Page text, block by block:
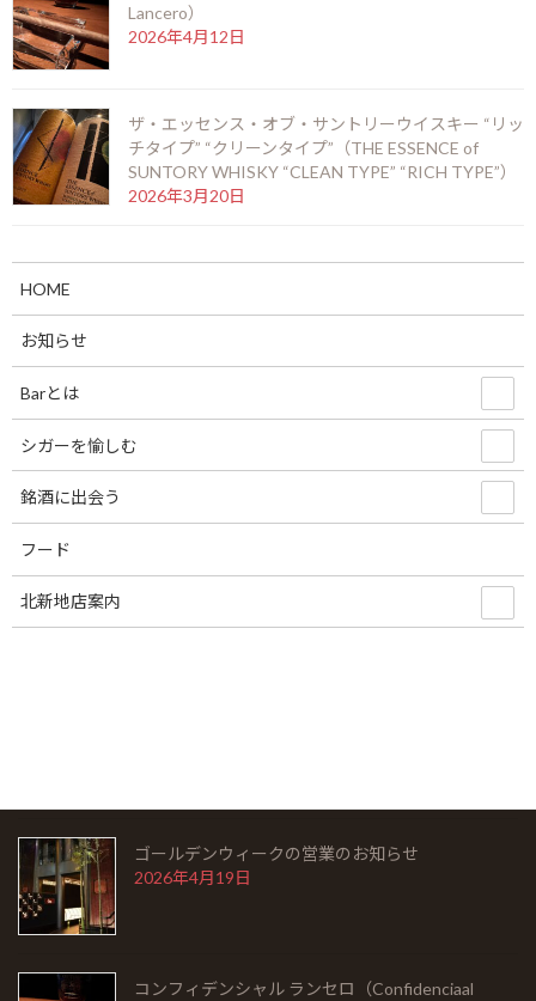
お盆期間の営業時間のお知らせ
ニューグローブ 10年（NEW GROVE 10 years）
2026年7月12日
お陰をもちましてスーペルノーバ北新地店は14周
ビッグピート33年 コニャック＆シェリーフィニ
ッシュ（BIG PEAT 33years COGNAC & SHERRY
ラモン アロネス スモールクラブコロナ（RAMON
2026年5月22日
ゴールデンウィークの営業のお知らせ
2026年4月19日
コンフィデンシャル ランセロ（Confidenciaal
Lancero）
2026年4月12日
ザ・エッセンス・オブ・サントリーウイスキー “リッ
チタイプ” “クリーンタイプ”（THE ESSENCE of
SUNTORY WHISKY “CLEAN TYPE” “RICH TYPE”）
2026年3月20日
HOME
お知らせ
Barとは
シガーを愉しむ
銘酒に出会う
フード
北新地店案内